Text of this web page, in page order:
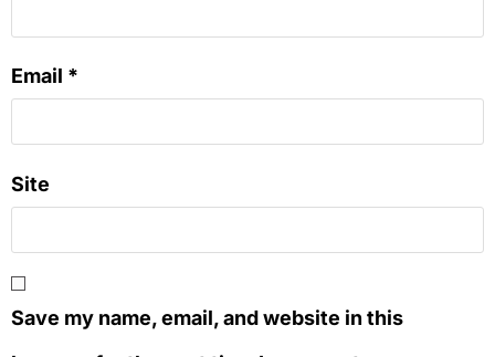
Email *
Site
Save my name, email, and website in this